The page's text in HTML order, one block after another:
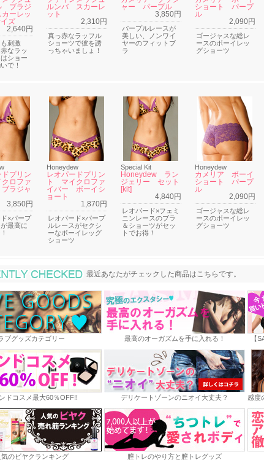
ブラジ
ーレッ
ズ
2,640円
刺激
なラッ
ショー
で！
ルンバ スカーレ
ット
2,310円
真っ赤なラッフル
ショーツで彼を誘
っちゃいましょ！
ャー パープル
3,850円
パープルレースが
美しい、ノンワイ
ヤーのフィットブ
ラ
ショート パープ
ル
2,090円
ゴージャスな総レ
ースのボーイレッ
グショーツ
プリン
ロファ
ラジャ
3,850円
×パープ
最高に
Honeydew
レオパードプリン
ト マイクロファ
イバー ボーイシ
ョート
1,870円
レオパード×パープ
ルレースがセクシ
ーなボーイレッグ
ショーツ
Special Kit
Honeydew ラン
ジェリー セット
[kit]
4,840円
レオパード×フェミ
ニンレースのブラ
＆ショーツがセッ
トでお得！
Honeydew
カメリア ボーイ
ショート パープ
ル
2,090円
ゴージャスな総レ
ースのボーイレッ
グショーツ
最近あなたがチェックした商品
最近あなたがチェックした商品はこちらです。
ブグッズカテゴリー 最高のオーガズムを手に入れる！ 【
ドコスメ最大60％OFF!! デリケートゾーンのニオイ大丈夫？ 感度
のビヤクランキング 膣トレのやり方と膣トレグッズ